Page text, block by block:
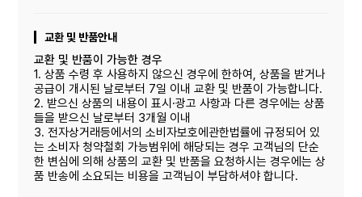
교환 및 반품안내
교환 및 반품이 가능한 경우
1. 상품 수령 후 사용하지 않으신 경우에 한하여, 상품을 받거나
공급이 개시된 날로부터 7일 이내 교환 및 반품이 가능합니다.
2. 받으신 상품의 내용이 표시·광고 사항과 다른 경우에는 상품
들을 받으신 날로부터 3개월 이내
3. 전자상거래등에서의 소비자보호에관한법률에 규정되어 있
는 소비자 청약철회 가능범위에 해당되는 경우 고객님의 단순
한 변심에 의해 상품의 교환 및 반품을 요청하시는 경우에는 상
품 반송에 소요되는 비용을 고객님이 부담하셔야 합니다.